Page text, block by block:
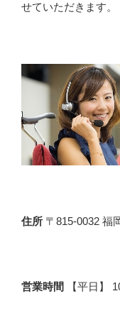
せていただきます。
住所 〒815-0032 福
営業時間 【平日】